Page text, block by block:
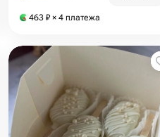
463 ₽ × 4 платежа